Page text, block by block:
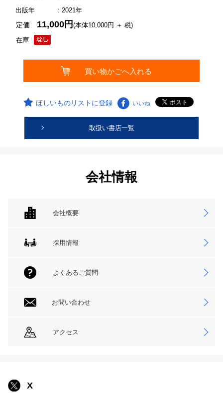
出版年
: 2021年
在庫
定価 11,000円(本体10,000円 ＋ 税)
ほしいものリストに登録 いいね
取扱い書店一覧
会社情報
会社概要
採用情報
よくあるご質問
お問い合わせ
アクセス
X